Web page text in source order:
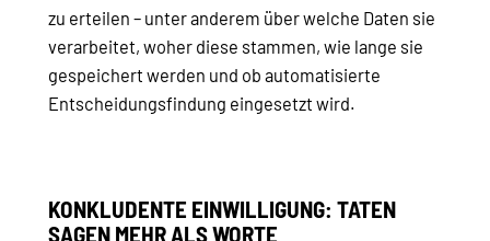
zu erteilen – unter anderem über welche Daten sie
verarbeitet, woher diese stammen, wie lange sie
gespeichert werden und ob automatisierte
Entscheidungsfindung eingesetzt wird.
KONKLUDENTE EINWILLIGUNG: TATEN
SAGEN MEHR ALS WORTE